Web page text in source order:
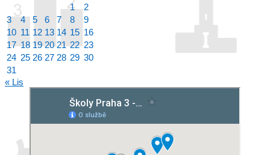
1
2
3
4 5 6 7 8
9
10 11 12 13 14 15 16
17 18 19 20 21 22 23
24 25 26 27 28 29 30
31
« Lis